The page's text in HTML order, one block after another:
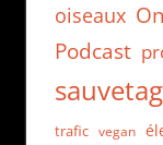
oiseaux
Podcast
trafic vegan